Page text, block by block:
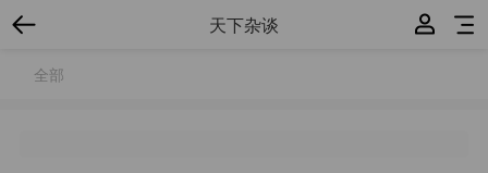
天下杂谈
全部